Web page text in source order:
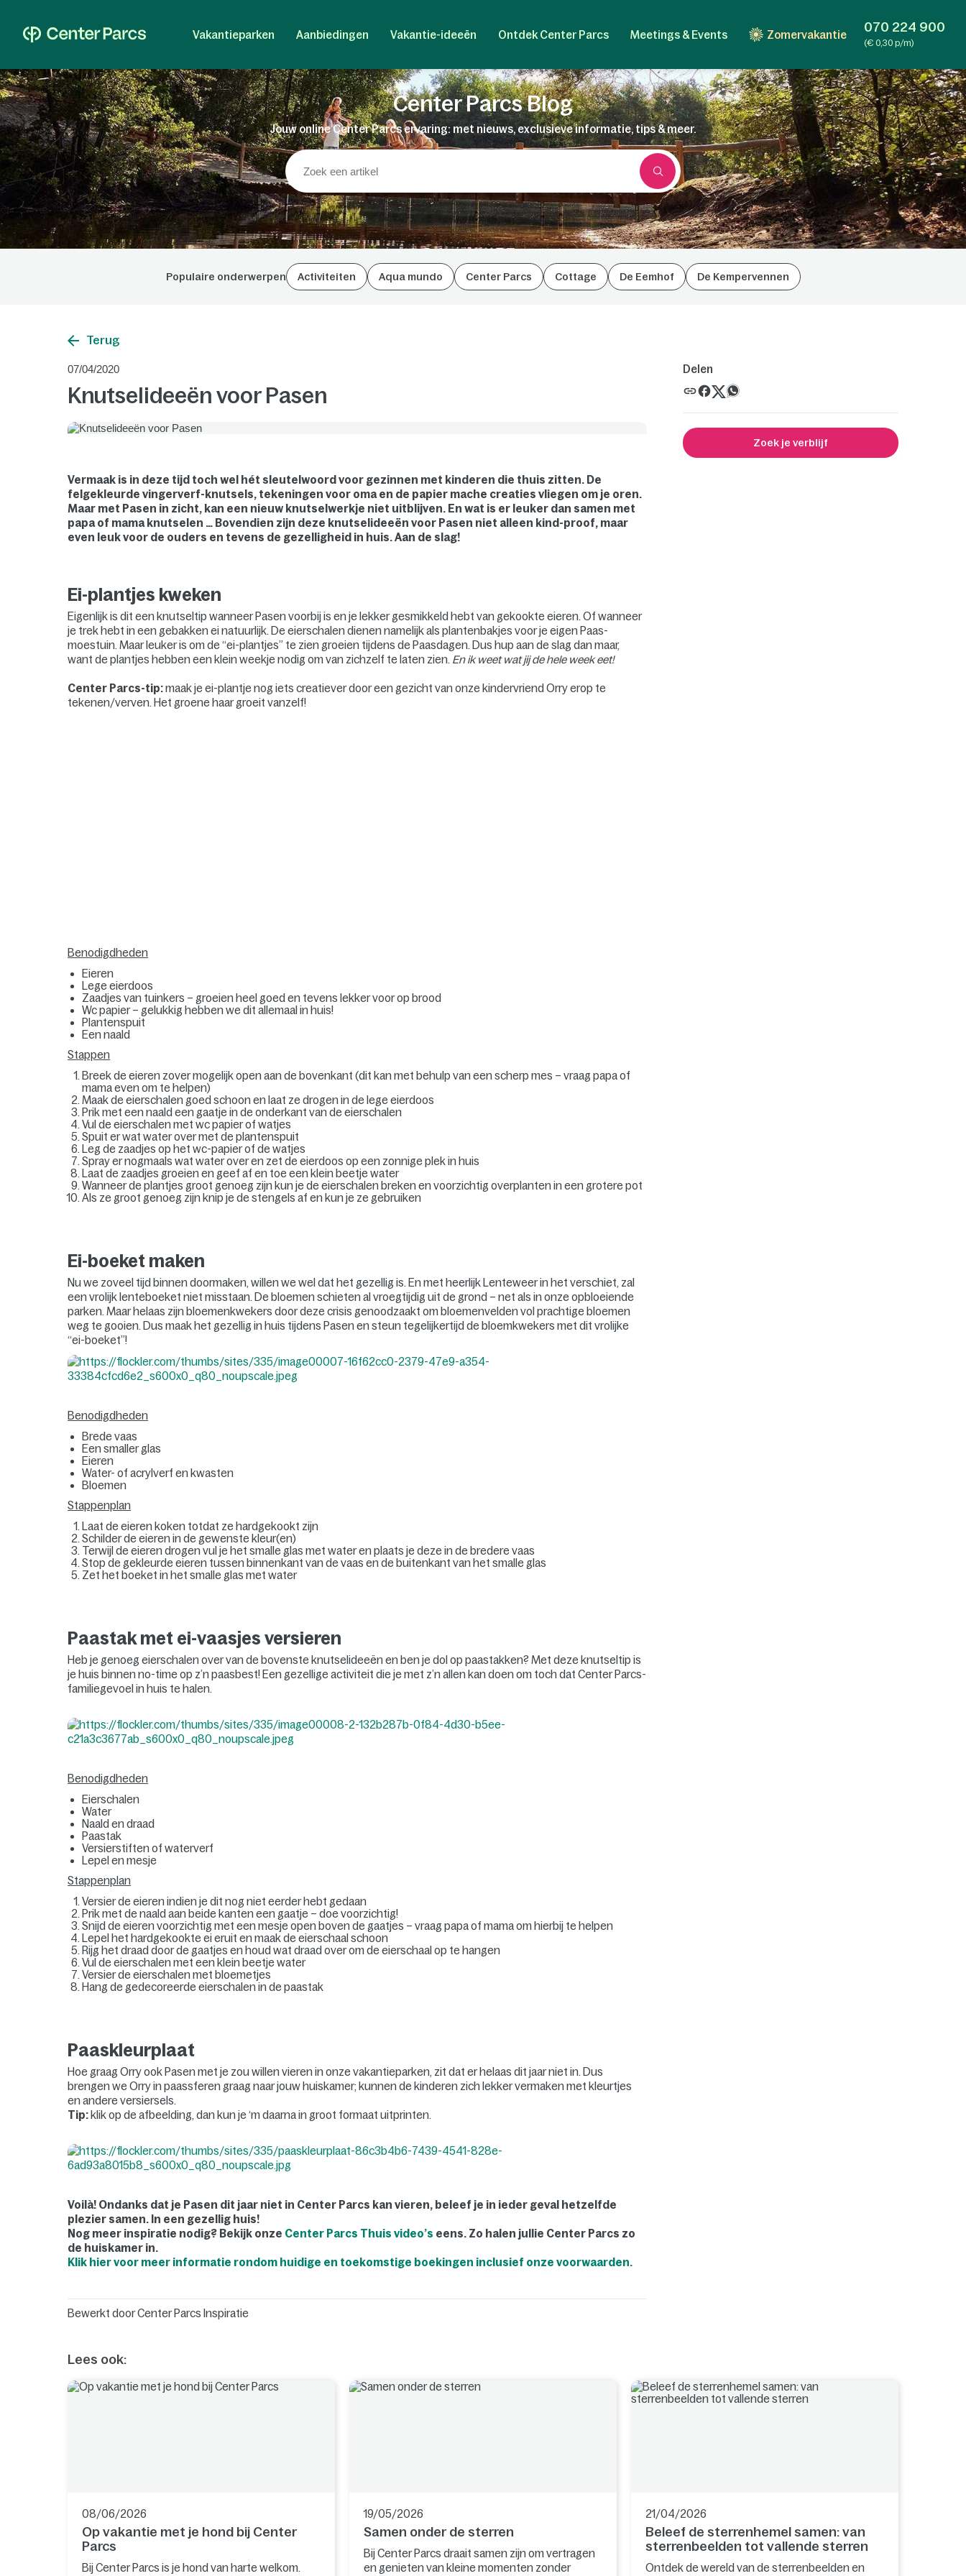
Vakantieparken Aanbiedingen Vakantie-ideeën Ontdek Center Parcs Meetings & Events Zomervakantie 070 224 900
(€ 0,30 p/m)
Center Parcs Blog
Jouw online Center Parcs ervaring: met nieuws, exclusieve informatie, tips & meer.
Populaire onderwerpen Activiteiten Aqua mundo Center Parcs Cottage De Eemhof De Kempervennen
Terug
07/04/2020
Knutselideeën voor Pasen
Vermaak is in deze tijd toch wel hét sleutelwoord voor gezinnen met kinderen die thuis zitten. De
felgekleurde vingerverf-knutsels, tekeningen voor oma en de papier mache creaties vliegen om je oren.
Maar met Pasen in zicht, kan een nieuw knutselwerkje niet uitblijven. En wat is er leuker dan samen met
papa of mama knutselen … Bovendien zijn deze knutselideeën voor Pasen niet alleen kind-proof, maar
even leuk voor de ouders en tevens de gezelligheid in huis. Aan de slag!
Ei-plantjes kweken
Eigenlijk is dit een knutseltip wanneer Pasen voorbij is en je lekker gesmikkeld hebt van gekookte eieren. Of wanneer
je trek hebt in een gebakken ei natuurlijk. De eierschalen dienen namelijk als plantenbakjes voor je eigen Paas-
moestuin. Maar leuker is om de “ei-plantjes” te zien groeien tijdens de Paasdagen. Dus hup aan de slag dan maar,
want de plantjes hebben een klein weekje nodig om van zichzelf te laten zien. En ik weet wat jij de hele week eet!
Center Parcs-tip:maak je ei-plantje nog iets creatiever door een gezicht van onze kindervriend Orry erop te
tekenen/verven. Het groene haar groeit vanzelf!
Benodigdheden
Eieren
Lege eierdoos
Zaadjes van tuinkers – groeien heel goed en tevens lekker voor op brood
Wc papier – gelukkig hebben we dit allemaal in huis!
Plantenspuit
Een naald
Stappen
Breek de eieren zover mogelijk open aan de bovenkant (dit kan met behulp van een scherp mes – vraag papa of
mama even om te helpen)
Maak de eierschalen goed schoon en laat ze drogen in de lege eierdoos
Prik met een naald een gaatje in de onderkant van de eierschalen
Vul de eierschalen met wc papier of watjes
Spuit er wat water over met de plantenspuit
Leg de zaadjes op het wc-papier of de watjes
Spray er nogmaals wat water over en zet de eierdoos op een zonnige plek in huis
Laat de zaadjes groeien en geef af en toe een klein beetje water
Wanneer de plantjes groot genoeg zijn kun je de eierschalen breken en voorzichtig overplanten in een grotere pot
Als ze groot genoeg zijn knip je de stengels af en kun je ze gebruiken
Ei-boeket maken
Nu we zoveel tijd binnen doormaken, willen we wel dat het gezellig is. En met heerlijk Lenteweer in het verschiet, zal
een vrolijk lenteboeket niet misstaan. De bloemen schieten al vroegtijdig uit de grond – net als in onze opbloeiende
parken. Maar helaas zijn bloemenkwekers door deze crisis genoodzaakt om bloemenvelden vol prachtige bloemen
weg te gooien. Dus maak het gezellig in huis tijdens Pasen en steun tegelijkertijd de bloemkwekers met dit vrolijke
“ei-boeket”!
Benodigdheden
Brede vaas
Een smaller glas
Eieren
Water- of acrylverf en kwasten
Bloemen
Stappenplan
Laat de eieren koken totdat ze hardgekookt zijn
Schilder de eieren in de gewenste kleur(en)
Terwijl de eieren drogen vul je het smalle glas met water en plaats je deze in de bredere vaas
Stop de gekleurde eieren tussen binnenkant van de vaas en de buitenkant van het smalle glas
Zet het boeket in het smalle glas met water
Paastak met ei-vaasjes versieren
Heb je genoeg eierschalen over van de bovenste knutselideeën en ben je dol op paastakken? Met deze knutseltip is
je huis binnen no-time op z’n paasbest! Een gezellige activiteit die je met z’n allen kan doen om toch dat Center Parcs-
familiegevoel in huis te halen.
Benodigdheden
Eierschalen
Water
Naald en draad
Paastak
Versierstiften of waterverf
Lepel en mesje
Stappenplan
Versier de eieren indien je dit nog niet eerder hebt gedaan
Prik met de naald aan beide kanten een gaatje – doe voorzichtig!
Snijd de eieren voorzichtig met een mesje open boven de gaatjes – vraag papa of mama om hierbij te helpen
Lepel het hardgekookte ei eruit en maak de eierschaal schoon
Rijg het draad door de gaatjes en houd wat draad over om de eierschaal op te hangen
Vul de eierschalen met een klein beetje water
Versier de eierschalen met bloemetjes
Hang de gedecoreerde eierschalen in de paastak
Paaskleurplaat
Hoe graag Orry ook Pasen met je zou willen vieren in onze vakantieparken, zit dat er helaas dit jaar niet in. Dus
brengen we Orry in paassferen graag naar jouw huiskamer; kunnen de kinderen zich lekker vermaken met kleurtjes
en andere versiersels.
Tip: klik op de afbeelding, dan kun je ‘m daarna in groot formaat uitprinten.
Voilà! Ondanks dat je Pasen dit jaar niet in Center Parcs kan vieren, beleef je in ieder geval hetzelfde
plezier samen. In een gezellig huis!
Nog meer inspiratie nodig? Bekijk onze Center Parcs Thuis video’s eens. Zo halen jullie Center Parcs zo
de huiskamer in.
Klik hier voor meer informatie rondom huidige en toekomstige boekingen inclusief onze voorwaarden.
Bewerkt doorCenter Parcs Inspiratie
Delen
Zoek je verblijf
Lees ook:
08/06/2026
Op vakantie met je hond bij Center
Parcs
Bij Center Parcs is je hond van harte welkom.
19/05/2026
Samen onder de sterren
Bij Center Parcs draait samen zijn om vertragen
en genieten van kleine momenten zonder
21/04/2026
Beleef de sterrenhemel samen: van
sterrenbeelden tot vallende sterren
Ontdek de wereld van de sterrenbeelden en